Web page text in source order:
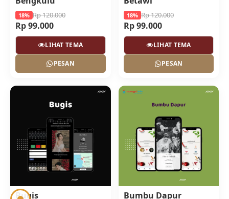
18% Rp 120.000
Rp 99.000
LIHAT TEMA
PESAN
18% Rp 120.000
Rp 99.000
LIHAT TEMA
PESAN
Bugis Bumbu Dapur